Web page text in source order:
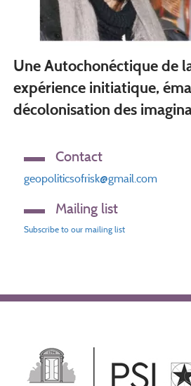
Une Autochonéctique de
expérience initiatique,
décolonisation des
Contact
geopoliticsofrisk@gmail.com
Mailing list
Subscribe to our mailing list